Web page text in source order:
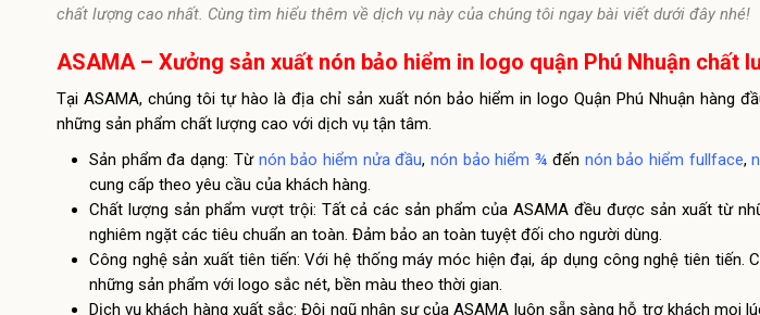
chất lượng cao nhất. Cùng tìm hiểu thêm về dịch vụ này của chúng tôi ngay bài viết dưới đây nhé!
ASAMA – Xưởng sản xuất nón bảo hiểm in logo quận Phú Nhuận chất
Tại ASAMA, chúng tôi tự hào là địa chỉ sản xuất nón bảo hiểm in logo Quận Phú Nhuận hàng
những sản phẩm chất lượng cao với dịch vụ tận tâm.
Sản phẩm đa dạng: Từ nón bảo hiểm nửa đầu,nón bảo hiểm ¾ đến nón bảo hiểm fullface,
cung cấp theo yêu cầu của khách hàng.
Chất lượng sản phẩm vượt trội: Tất cả các sản phẩm của ASAMA đều được sản xuất từ
nghiêm ngặt các tiêu chuẩn an toàn. Đảm bảo an toàn tuyệt đối cho người dùng.
Công nghệ sản xuất tiên tiến: Với hệ thống máy móc hiện đại, áp dụng công nghệ tiên tiến.
những sản phẩm với logo sắc nét, bền màu theo thời gian.
Dịch vụ khách hàng xuất sắc: Đội ngũ nhân sự của ASAMA luôn sẵn sàng hỗ trợ khách mọi